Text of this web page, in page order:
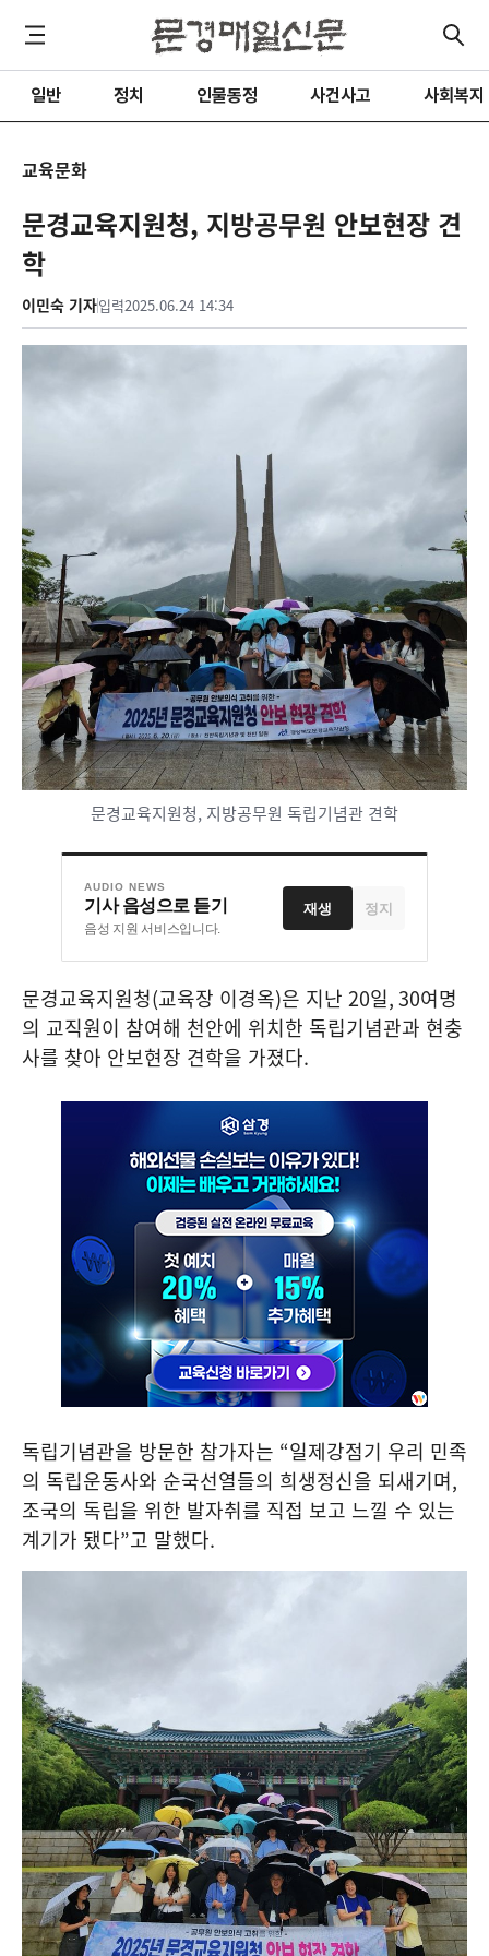
일반 정치 인물동정 사건사고 사회복지
교육문화
문경교육지원청, 지방공무원 안보현장 견
학
이민숙 기자입력2025.06.24 14:34
문경교육지원청, 지방공무원 독립기념관 견학
AUDIO NEWS
기사 음성으로 듣기
음성 지원 서비스입니다.
재생 정지
문경교육지원청(교육장 이경옥)은 지난 20일, 30여명
의 교직원이 참여해 천안에 위치한 독립기념관과 현충
사를 찾아 안보현장 견학을 가졌다.
독립기념관을 방문한 참가자는 “일제강점기 우리 민족
의 독립운동사와 순국선열들의 희생정신을 되새기며,
조국의 독립을 위한 발자취를 직접 보고 느낄 수 있는
계기가 됐다”고 말했다.